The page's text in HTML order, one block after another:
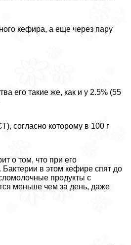
кефира, а еще через пару
его такие же, как и у 2.5% (55
согласно которому в 100 г
о том, что при его
в этом кефире спят до
продукты с
меньше чем за день, даже